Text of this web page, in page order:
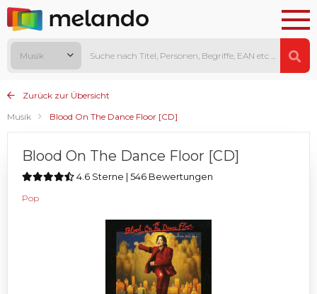
Musik
Zurück zur Übersicht
Musik
Blood On The Dance Floor [CD]
Blood On The Dance Floor [CD]
4.6 Sterne | 546 Bewertungen
Pop